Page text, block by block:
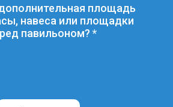
площадь
навеса или площадки
павильоном?